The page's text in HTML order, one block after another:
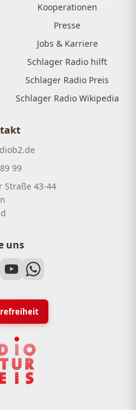
Kooperationen
Presse
Jobs & Karriere
Schlager Radio hilft
Schlager Radio Preis
Schlager Radio Wikipedia
99
Straße 43-44
uns